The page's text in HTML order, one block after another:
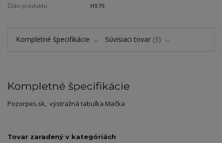
Číslo produktu: H575
Kompletné špecifikácie Súvisiaci tovar 3
Kompletné špecifikácie
Pozorpes.sk, výstražná tabuľka Mačka
Tovar zaradený v kategóriách